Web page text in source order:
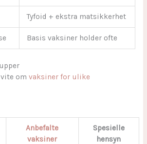
Tyfoid + ekstra matsikkerhet
Basis vaksiner holder ofte
om vaksiner for ulike
Anbefalte
vaksiner
Spesielle
hensyn